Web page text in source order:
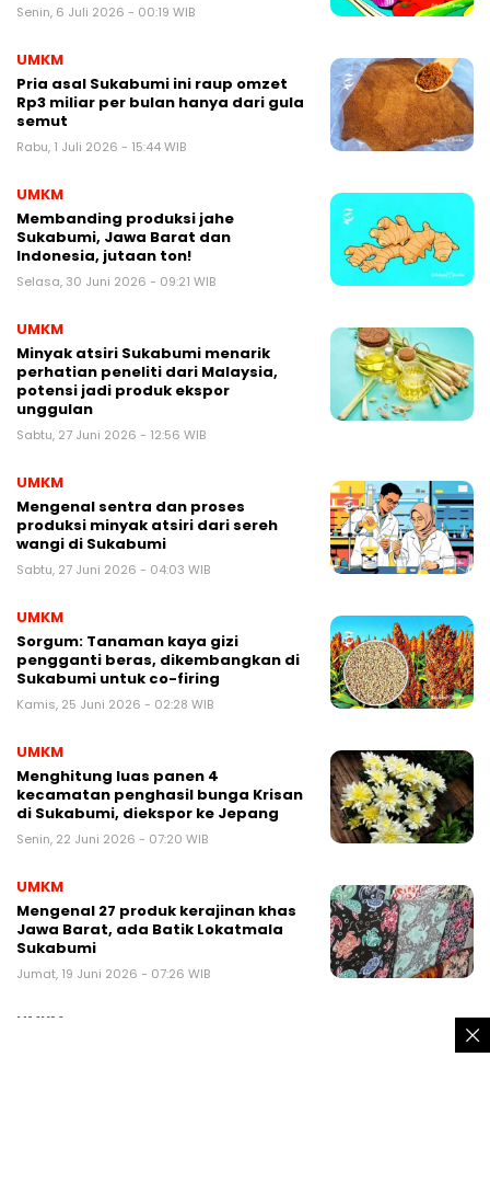
Senin, 6 Juli 2026 - 00:19 WIB
UMKM
Pria asal Sukabumi ini raup omzet
Rp3 miliar per bulan hanya dari gula
semut
Rabu, 1 Juli 2026 - 15:44 WIB
UMKM
Membanding produksi jahe
Sukabumi, Jawa Barat dan
Indonesia, jutaan ton!
Selasa, 30 Juni 2026 - 09:21 WIB
UMKM
Minyak atsiri Sukabumi menarik
perhatian peneliti dari Malaysia,
potensi jadi produk ekspor
unggulan
Sabtu, 27 Juni 2026 - 12:56 WIB
UMKM
Mengenal sentra dan proses
produksi minyak atsiri dari sereh
wangi di Sukabumi
Sabtu, 27 Juni 2026 - 04:03 WIB
UMKM
Sorgum: Tanaman kaya gizi
pengganti beras, dikembangkan di
Sukabumi untuk co-firing
Kamis, 25 Juni 2026 - 02:28 WIB
UMKM
Menghitung luas panen 4
kecamatan penghasil bunga Krisan
di Sukabumi, diekspor ke Jepang
Senin, 22 Juni 2026 - 07:20 WIB
UMKM
Mengenal 27 produk kerajinan khas
Jawa Barat, ada Batik Lokatmala
Sukabumi
Jumat, 19 Juni 2026 - 07:26 WIB
UMKM